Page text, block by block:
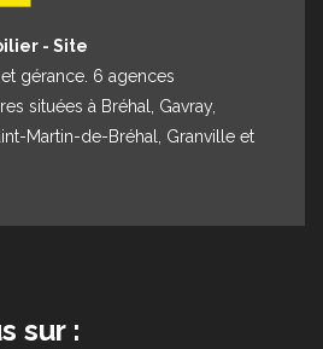
- Site
gérance. 6 agences
situées à Bréhal, Gavray,
Martin-de-Bréhal, Granville et
sur :